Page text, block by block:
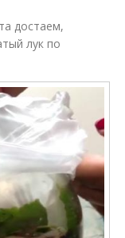
достаем,
лук по